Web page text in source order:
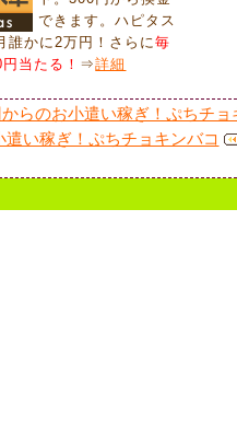
できます。ハピタス
誰かに2万円！さらに毎
当たる！ ⇒詳細
らのお小遣い稼ぎ！ぷちチョ